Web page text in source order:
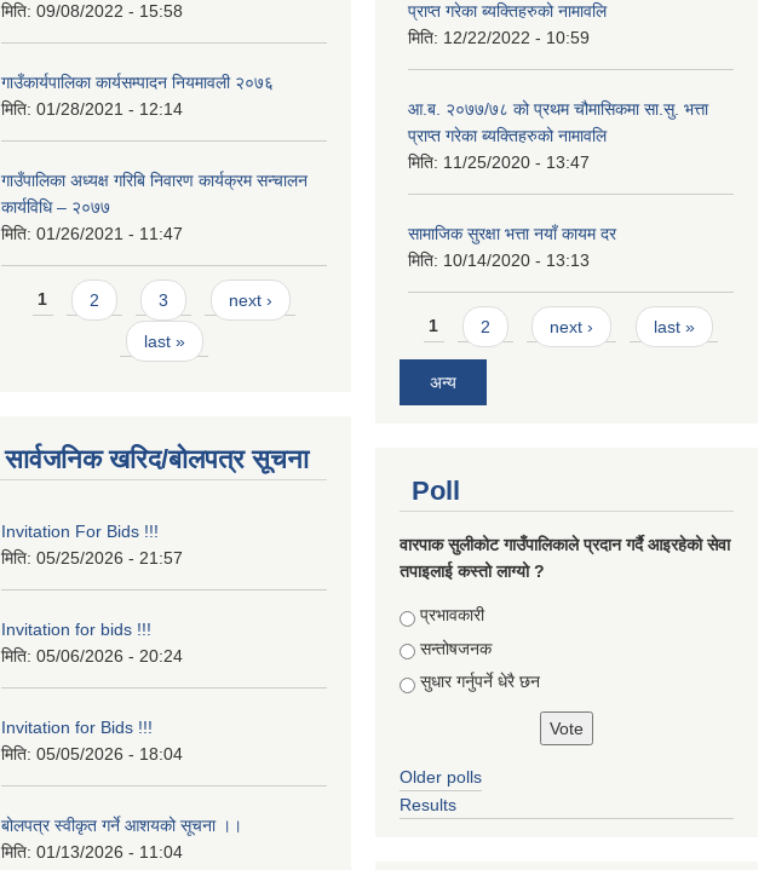
मिति: 09/08/2022 - 15:58
गाउँकार्यपालिका कार्यसम्पादन नियमावली २०७६
मिति: 01/28/2021 - 12:14
गाउँपालिका अध्यक्ष गरिबि निवारण कार्यक्रम सन्चालन
कार्यविधि – २०७७
मिति: 01/26/2021 - 11:47
Pages
1 2 3 next ›
last »
सार्वजनिक खरिद/बोलपत्र सूचना
Invitation For Bids !!!
मिति: 05/25/2026 - 21:57
Invitation for bids !!!
मिति: 05/06/2026 - 20:24
Invitation for Bids !!!
मिति: 05/05/2026 - 18:04
बोलपत्र स्वीकृत गर्ने आशयको सूचना ।।
मिति: 01/13/2026 - 11:04
प्राप्त गरेका ब्यक्तिहरुको नामावलि
मिति: 12/22/2022 - 10:59
आ.ब. २०७७/७८ को प्रथम चौमासिकमा सा.सु. भत्ता
प्राप्त गरेका ब्यक्तिहरुको नामावलि
मिति: 11/25/2020 - 13:47
सामाजिक सुरक्षा भत्ता नयाँ कायम दर
मिति: 10/14/2020 - 13:13
Pages
1 2 next › last »
अन्य
Poll
वारपाक सुलीकोट गाउँपालिकाले प्रदान गर्दै आइरहेको सेवा
तपाइलाई कस्तो लाग्यो ?
Choices
प्रभावकारी
सन्तोषजनक
सुधार गर्नुपर्ने धेरै छन
Older polls
Results